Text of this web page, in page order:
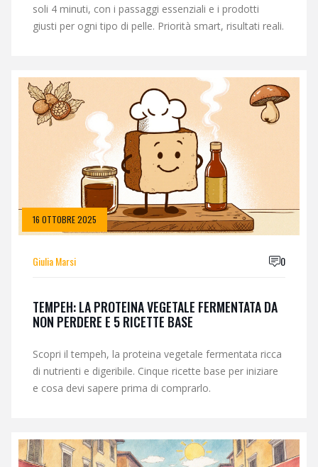
soli 4 minuti, con i passaggi essenziali e i prodotti
giusti per ogni tipo di pelle. Priorità smart, risultati reali.
16 OTTOBRE 2025
Giulia Marsi 0
TEMPEH: LA PROTEINA VEGETALE FERMENTATA DA
NON PERDERE E 5 RICETTE BASE
Scopri il tempeh, la proteina vegetale fermentata ricca
di nutrienti e digeribile. Cinque ricette base per iniziare
e cosa devi sapere prima di comprarlo.